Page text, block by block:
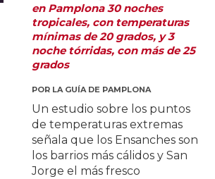
en Pamplona 30 noches
tropicales, con temperaturas
mínimas de 20 grados, y 3
noche tórridas, con más de 25
grados
POR LA GUÍA DE PAMPLONA
Un estudio sobre los puntos
de temperaturas extremas
señala que los Ensanches son
los barrios más cálidos y San
Jorge el más fresco